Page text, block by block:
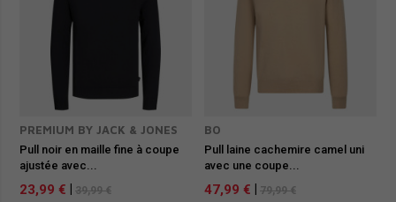
PREMIUM BY JACK & JONES
Pull noir en maille fine à coupe
ajustée avec...
23,99 € 39,99 €
BO
Pull laine cachemire camel uni
avec une coupe...
47,99 € 79,99 €